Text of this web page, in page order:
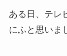
ある日、テレ
にふと思いま